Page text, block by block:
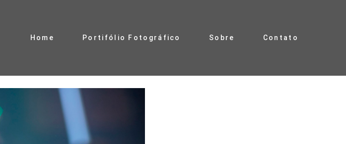
Home Portifólio Fotográfico Sobre Contato